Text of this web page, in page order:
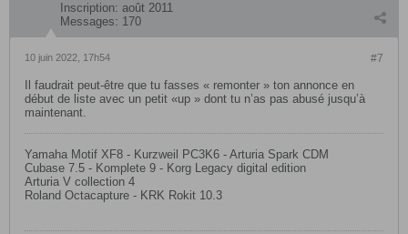
Inscription: août 2011
Messages: 170
#7
10 juin 2022, 17h54
Il faudrait peut-être que tu fasses « remonter » ton annonce en
début de liste avec un petit «up » dont tu n’as pas abusé jusqu’à
maintenant.
Yamaha Motif XF8 - Kurzweil PC3K6 - Arturia Spark CDM
Cubase 7.5 - Komplete 9 - Korg Legacy digital edition
Arturia V collection 4
Roland Octacapture - KRK Rokit 10.3